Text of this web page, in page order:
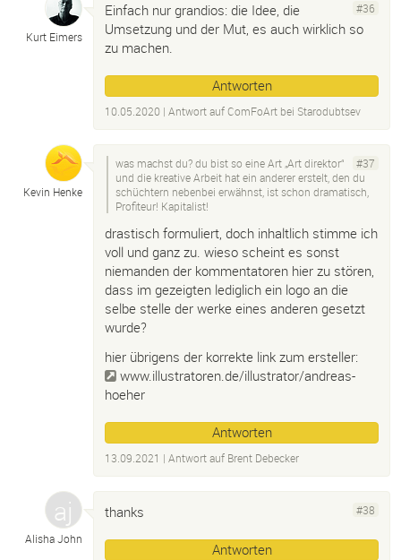
Kurt Eimers
#36
Einfach nur grandios: die Idee, die
Umsetzung und der Mut, es auch wirklich so
zu machen.
Antworten
10.05.2020 | Antwort aufComFoArt bei Starodubtsev
Kevin Henke
#37
was machst du? du bist so eine Art „Art direktor“
und die kreative Arbeit hat ein anderer erstelt, den du
schüchtern nebenbei erwähnst, ist schon dramatisch,
Profiteur! Kapitalist!
drastisch formuliert, doch inhaltlich stimme ich
voll und ganz zu. wieso scheint es sonst
niemanden der kommentatoren hier zu stören,
dass im gezeigten lediglich ein logo an die
selbe stelle der werke eines anderen gesetzt
wurde?
hier übrigens der korrekte link zum ersteller:
www.illustratoren.de/illustrator/andreas-
hoeher
Antworten
13.09.2021 | Antwort auf Brent Debecker
Alisha John
#38
thanks
Antworten